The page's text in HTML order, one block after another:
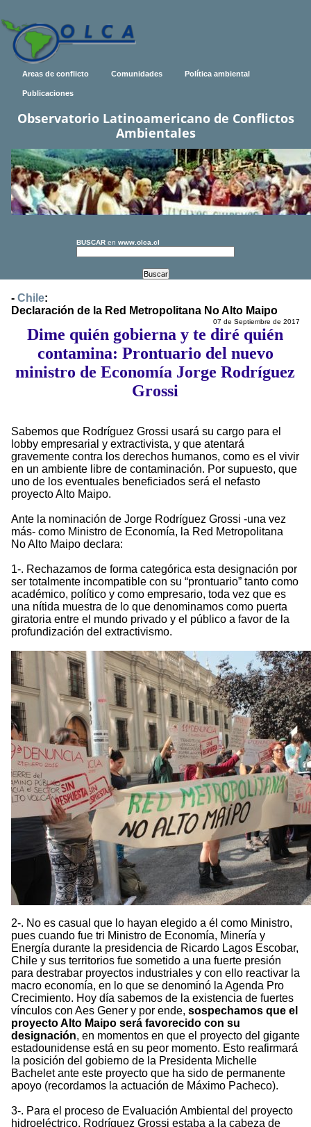
Areas de conflicto Comunidades Política ambiental
Publicaciones
Observatorio Latinoamericano de Conflictos
Ambientales
BUSCAR en www.olca.cl
- Chile:
Declaración de la Red Metropolitana No Alto Maipo
07 de Septiembre de 2017
Dime quién gobierna y te diré quién
contamina: Prontuario del nuevo
ministro de Economía Jorge Rodríguez
Grossi
Sabemos que Rodríguez Grossi usará su cargo para el
lobby empresarial y extractivista, y que atentará
gravemente contra los derechos humanos, como es el vivir
en un ambiente libre de contaminación. Por supuesto, que
uno de los eventuales beneficiados será el nefasto
proyecto Alto Maipo.
Ante la nominación de Jorge Rodríguez Grossi -una vez
más- como Ministro de Economía, la Red Metropolitana
No Alto Maipo declara:
1-. Rechazamos de forma categórica esta designación por
ser totalmente incompatible con su “prontuario” tanto como
académico, político y como empresario, toda vez que es
una nítida muestra de lo que denominamos como puerta
giratoria entre el mundo privado y el público a favor de la
profundización del extractivismo.
2-. No es casual que lo hayan elegido a él como Ministro,
pues cuando fue tri Ministro de Economía, Minería y
Energía durante la presidencia de Ricardo Lagos Escobar,
Chile y sus territorios fue sometido a una fuerte presión
para destrabar proyectos industriales y con ello reactivar la
macro economía, en lo que se denominó la Agenda Pro
Crecimiento. Hoy día sabemos de la existencia de fuertes
vínculos con Aes Gener y por ende, sospechamos que el
proyecto Alto Maipo será favorecido con su
designación, en momentos en que el proyecto del gigante
estadounidense está en su peor momento. Esto reafirmará
la posición del gobierno de la Presidenta Michelle
Bachelet ante este proyecto que ha sido de permanente
apoyo (recordamos la actuación de Máximo Pacheco).
3-. Para el proceso de Evaluación Ambiental del proyecto
hidroeléctrico, Rodríguez Grossi estaba a la cabeza de